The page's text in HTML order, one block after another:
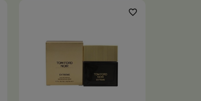
favorite_border